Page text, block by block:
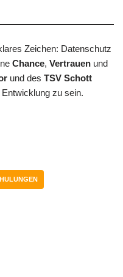
Zeichen: Datenschutz
Chance, Vertrauen und
und des TSV Schott
zu sein.